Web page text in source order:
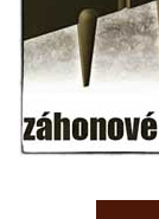
Socha
v ZOO
Socha
Socha
Socha
Socha